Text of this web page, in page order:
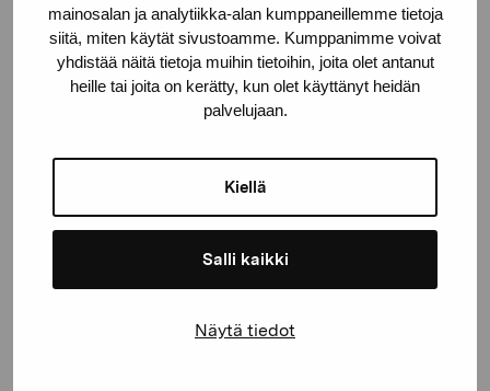
mainosalan ja analytiikka-alan kumppaneillemme tietoja
siitä, miten käytät sivustoamme. Kumppanimme voivat
yhdistää näitä tietoja muihin tietoihin, joita olet antanut
heille tai joita on kerätty, kun olet käyttänyt heidän
palvelujaan.
Kiellä
Salli kaikki
Näytä tiedot
Håll dig uppdaterad om aktuella